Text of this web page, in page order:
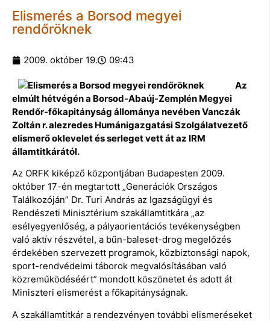
Elismerés a Borsod megyei
rendőröknek
2009. október 19. 09:43
Az
elmúlt hétvégén a Borsod-Abaúj-Zemplén Megyei
Rendőr-főkapitányság állománya nevében Vanczák
Zoltán r. alezredes Humánigazgatási Szolgálatvezető
elismerő oklevelet és serleget vett át az IRM
államtitkárától.
Az ORFK kiképző központjában Budapesten 2009.
október 17-én megtartott „Generációk Országos
Találkozóján” Dr. Turi András az Igazságügyi és
Rendészeti Minisztérium szakállamtitkára „az
esélyegyenlőség, a pályaorientációs tevékenységben
való aktív részvétel, a bűn-baleset-drog megelőzés
érdekében szervezett programok, közbiztonsági napok,
sport-rendvédelmi táborok megvalósításában való
közreműködéséért” mondott köszönetet és adott át
Miniszteri elismerést a főkapitányságnak.
A szakállamtitkár a rendezvényen további elismeréseket